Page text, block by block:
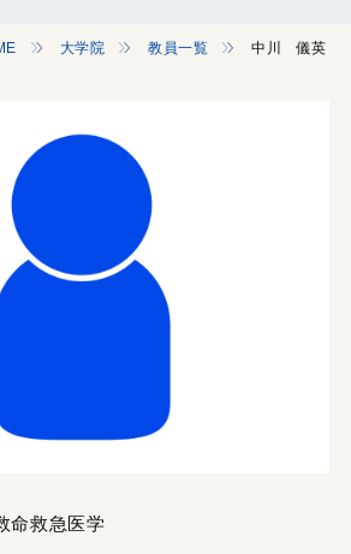
大学院 教員一覧 中川 儀英
命救急医学